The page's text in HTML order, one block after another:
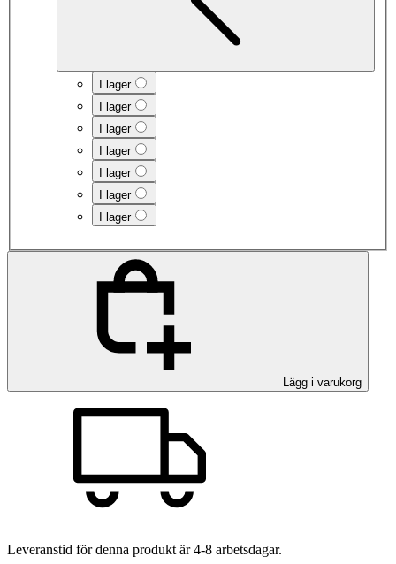
I lager
I lager
I lager
I lager
I lager
I lager
I lager
Lägg i varukorg
Leveranstid för denna produkt är4-8 arbetsdagar.